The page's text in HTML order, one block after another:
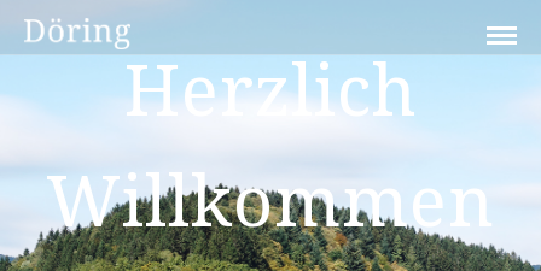
Herzlich
Willkommen